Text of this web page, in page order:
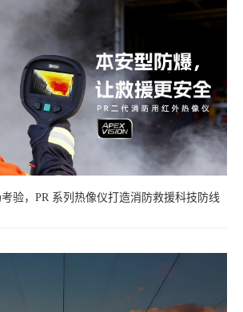
验，PR 系列热像仪打造消防救援科技防线